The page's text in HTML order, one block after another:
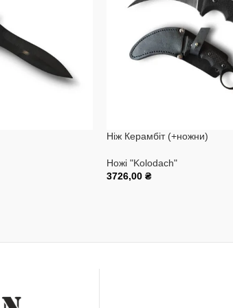
Ніж Керамбіт (+ножни)
Ножі "Kolodach"
3726,00 ₴